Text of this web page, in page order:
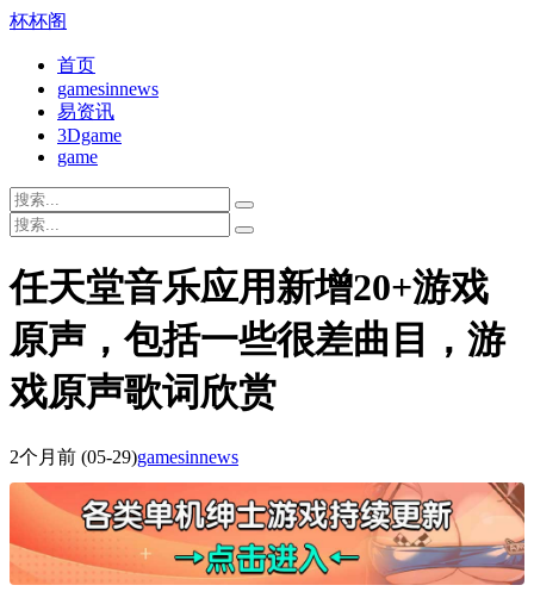
杯杯阁
首页
gamesinnews
易资讯
3Dgame
game
任天堂音乐应用新增20+游戏
原声，包括一些很差曲目，游
戏原声歌词欣赏
2个月前 (05-29)gamesinnews